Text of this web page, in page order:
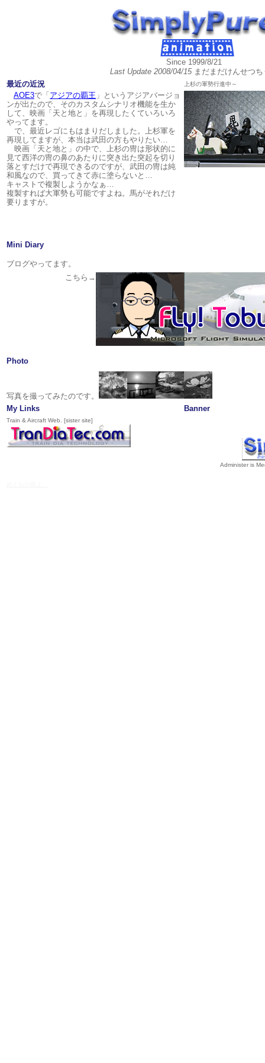
Since 1999/8/21
Last Update 2008/04/15 まだまだけんせつ
最近の近況
上杉の軍勢行進中～
AOE3で「 アジアの覇王 」というアジアバージョ
ンが出たので、そのカスタムシナリオ機能を生か
して、映画「天と地と」を再現したくていろいろ
やってます。
で、最近レゴにもはまりだしました。上杉軍を
再現してますが、本当は武田の方もやりたい…
映画「天と地と」の中で、上杉の冑は形状的に
見て西洋の冑の鼻のあたりに突き出た突起を切り
落とすだけで再現できるのですが、武田の冑は純
和風なので、買ってきて赤に塗らないと…
キャストで複製しようかなぁ…
複製すれば大軍勢も可能ですよね。馬がそれだけ
要りますが。
Mini Diary
ブログやってます。
こちら→
Photo
写真を撮ってみたのです。
My Links
Banner
Train & Aircraft Web. [sister site]
Administer is